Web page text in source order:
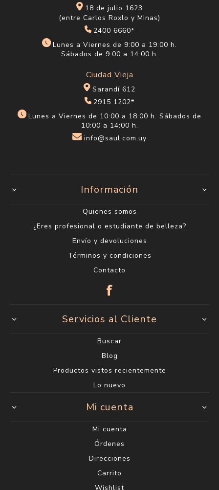
18 de julio 1623
(entre Carlos Roxlo y Minas)
2400 6660*
Lunes a Viernes de 9:00 a 19:00 h.
Sábados de 9:00 a 14:00 h.
Ciudad Vieja
Sarandí 612
2915 1202*
Lunes a Viernes de 10:00 a 18:00 h. Sábados de
10:00 a 14:00 h.
info@saul.com.uy
Información
Quienes somos
¿Eres profesional o estudiante de belleza?
Envío y devoluciones
Términos y condiciones
Contacto
Servicios al Cliente
Buscar
Blog
Productos vistos recientemente
Lo nuevo
Mi cuenta
Mi cuenta
Órdenes
Direcciones
Carrito
Wishlist